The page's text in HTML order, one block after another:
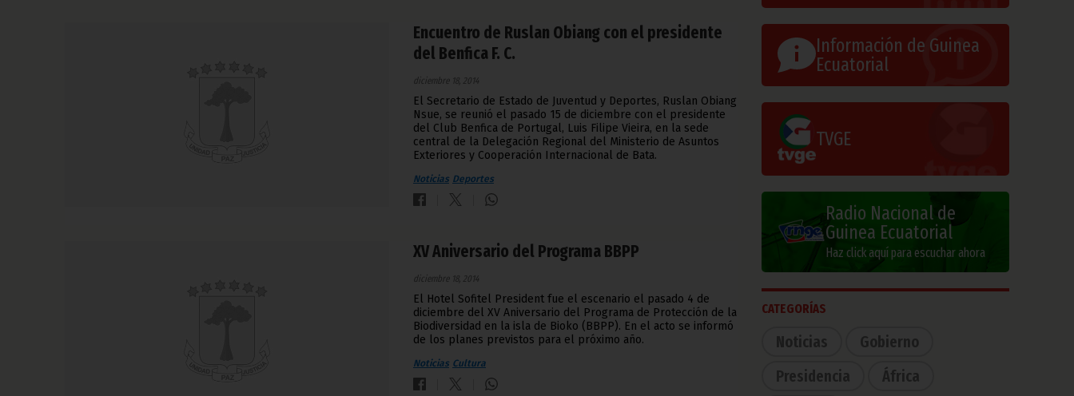
Encuentro de Ruslan Obiang con el presidente
del Benfica F. C.
diciembre 18, 2014
El Secretario de Estado de Juventud y Deportes, Ruslan Obiang
Nsue, se reunió el pasado 15 de diciembre con el presidente
del Club Benfica de Portugal, Luis Filipe Vieira, en la sede
central de la Delegación Regional del Ministerio de Asuntos
Exteriores y Cooperación Internacional de Bata.
Noticias Deportes
XV Aniversario del Programa BBPP
diciembre 18, 2014
El Hotel Sofitel President fue el escenario el pasado 4 de
diciembre del XV Aniversario del Programa de Protección de la
Biodiversidad en la isla de Bioko (BBPP). En el acto se informó
de los planes previstos para el próximo año.
Noticias Cultura
Información de Guinea
Ecuatorial
TVGE
Radio Nacional de
Guinea Ecuatorial
Haz click aquí para escuchar ahora
CATEGORÍAS
Noticias
Gobierno
Presidencia
África